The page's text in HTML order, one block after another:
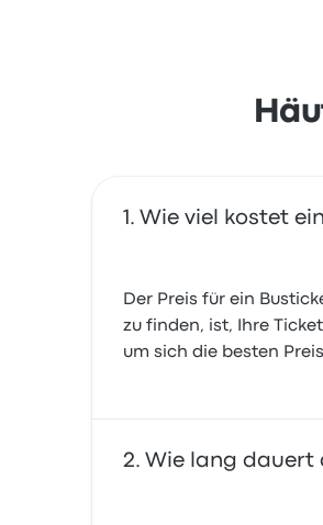
Wie viel kostet
Der Preis für ein
zu finden, ist, Ihre
um sich die besten
Wie lang dauert